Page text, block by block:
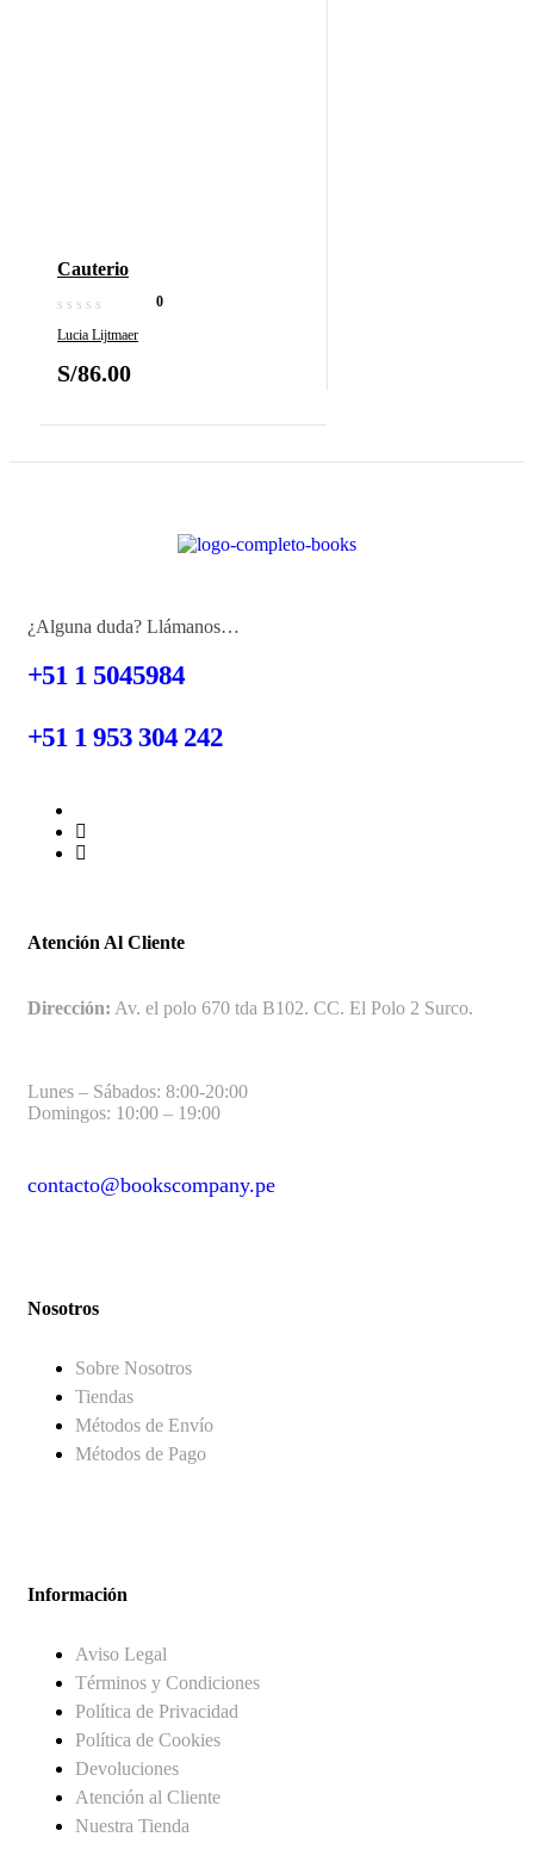
Cauterio
0
Lucia Lijtmaer
S/86.00
¿Alguna duda? Llámanos…
+51 1 5045984
+51 1 953 304 242
Atención Al Cliente
Dirección: Av. el polo 670 tda B102. CC. El Polo 2 Surco.
Lunes – Sábados: 8:00-20:00
Domingos: 10:00 – 19:00
contacto@bookscompany.pe
Nosotros
Sobre Nosotros
Tiendas
Métodos de Envío
Métodos de Pago
Información
Aviso Legal
Términos y Condiciones
Política de Privacidad
Política de Cookies
Devoluciones
Atención al Cliente
Nuestra Tienda